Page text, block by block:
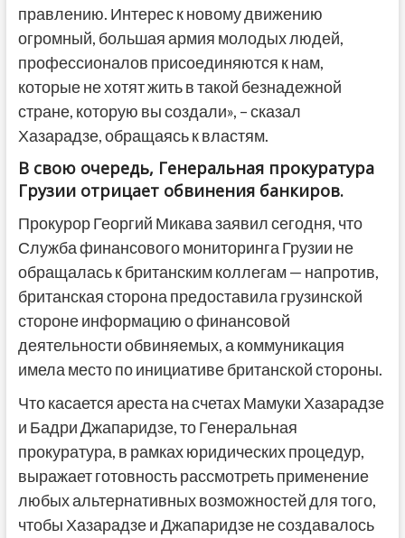
правлению. Интерес к новому движению
огромный, большая армия молодых людей,
профессионалов присоединяются к нам,
которые не хотят жить в такой безнадежной
стране, которую вы создали», – сказал
Хазарадзе, обращаясь к властям.
В свою очередь, Генеральная прокуратура
Грузии отрицает обвинения банкиров.
Прокурор Георгий Микава заявил сегодня, что
Служба финансового мониторинга Грузии не
обращалась к британским коллегам — напротив,
британская сторона предоставила грузинской
стороне информацию о финансовой
деятельности обвиняемых, а коммуникация
имела место по инициативе британской стороны.
Что касается ареста на счетах Мамуки Хазарадзе
и Бадри Джапаридзе, то Генеральная
прокуратура, в рамках юридических процедур,
выражает готовность рассмотреть применение
любых альтернативных возможностей для того,
чтобы Хазарадзе и Джапаридзе не создавалось